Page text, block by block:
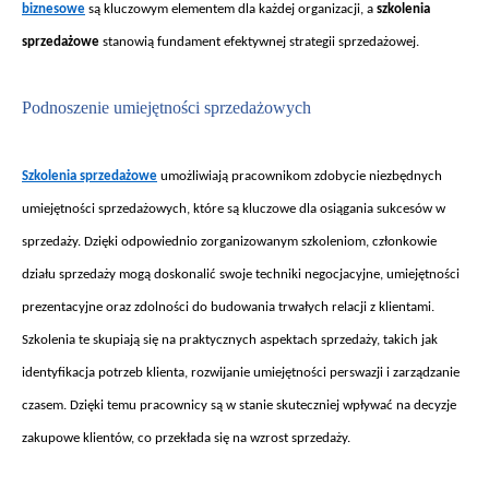
biznesowe są kluczowym elementem dla każdej organizacji, a szkolenia
sprzedażowe stanowią fundament efektywnej strategii sprzedażowej.
Podnoszenie umiejętności sprzedażowych
Szkolenia sprzedażowe umożliwiają pracownikom zdobycie niezbędnych
umiejętności sprzedażowych, które są kluczowe dla osiągania sukcesów w
sprzedaży. Dzięki odpowiednio zorganizowanym szkoleniom, członkowie
działu sprzedaży mogą doskonalić swoje techniki negocjacyjne, umiejętności
prezentacyjne oraz zdolności do budowania trwałych relacji z klientami.
Szkolenia te skupiają się na praktycznych aspektach sprzedaży, takich jak
identyfikacja potrzeb klienta, rozwijanie umiejętności perswazji i zarządzanie
czasem. Dzięki temu pracownicy są w stanie skuteczniej wpływać na decyzje
zakupowe klientów, co przekłada się na wzrost sprzedaży.